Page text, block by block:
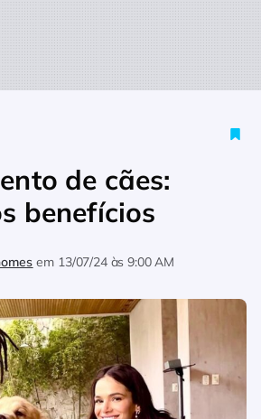
Adestramento de cães: conheça os
de cães:
benefícios
em 13/07/24 às 9:00 AM